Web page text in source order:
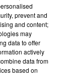
prevent and
and content;
may
data to offer
actively
data from
based on